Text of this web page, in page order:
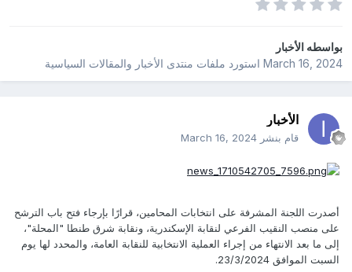
بواسطهالأخبار
March 16, 2024استورد ملفات منتدى الأخبار والمقالات السياسية
الأخبار
قام بنشر March 16, 2024
أصدرت اللجنة المشرفة على انتخابات المحامين، قرارًا بإرجاء فتح باب الترشح
على منصب النقيب الفرعي لنقابة الإسكندرية، ونقابة شرق طنطا "المحلة"،
إلى ما بعد الانتهاء من إجراء العملية الانتخابية للنقابة العامة، والمحدد لها يوم
السبت الموافق 23/3/2024.